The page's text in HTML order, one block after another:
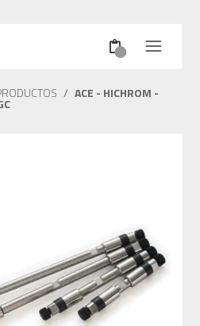
/ ACE - HICHROM -